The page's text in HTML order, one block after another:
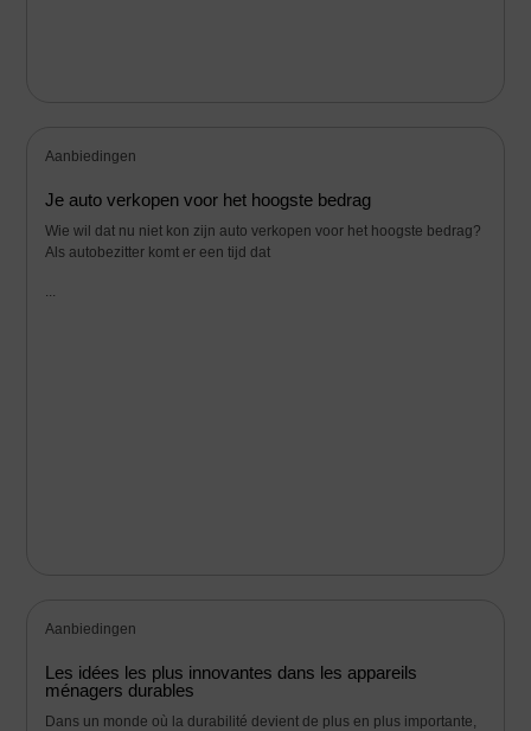
Aanbiedingen
Je auto verkopen voor het hoogste bedrag
Wie wil dat nu niet kon zijn auto verkopen voor het hoogste bedrag?
Als autobezitter komt er een tijd dat
Aanbiedingen
Les idées les plus innovantes dans les appareils
ménagers durables
Dans un monde où la durabilité devient de plus en plus importante,